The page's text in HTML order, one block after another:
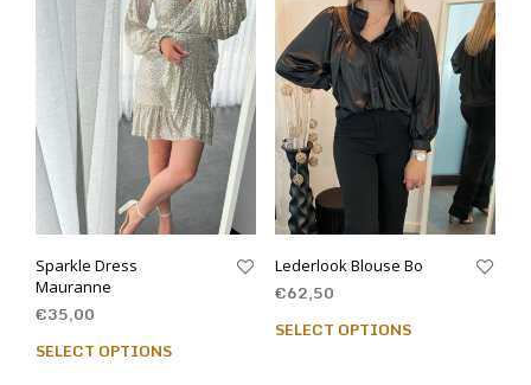
Sparkle Dress
Mauranne
€35,00
SELECT OPTIONS
Lederlook Blouse Bo
€62,50
SELECT OPTIONS